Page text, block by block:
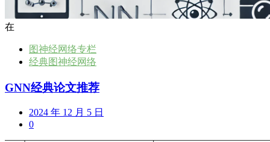
在
图神经网络专栏
经典图神经网络
GNN经典论文推荐
2024 年 12 月 5 日
0